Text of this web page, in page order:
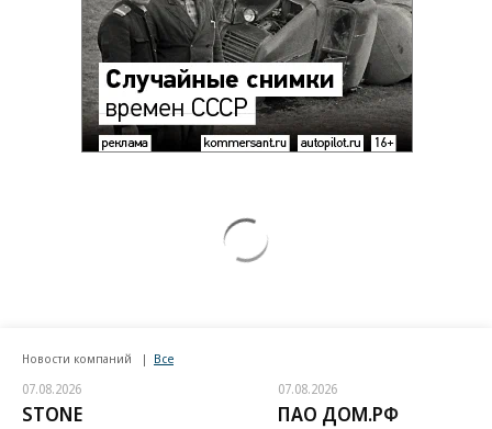
Новости компаний Все
07.08.2026
STONE
07.08.2026
ПАО ДОМ.РФ